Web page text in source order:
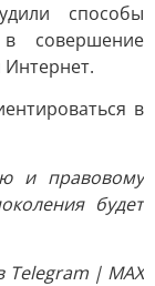
способы
в совершение
Интернет.
в
и правовому
будет
Telegram | MAX